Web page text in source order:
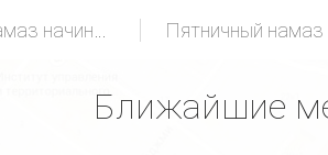
Правильный намаз начинающих Пятничный намаз
Ближайшие